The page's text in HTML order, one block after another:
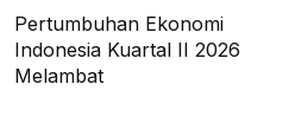
Pertumbuhan Ekonomi
Indonesia Kuartal II 2026
Melambat